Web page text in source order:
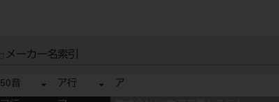
メーカー名索引
50音 ア行 ア